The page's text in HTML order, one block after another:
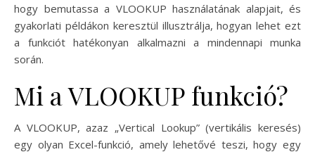
hogy bemutassa a VLOOKUP használatának alapjait, és
gyakorlati példákon keresztül illusztrálja, hogyan lehet ezt
a funkciót hatékonyan alkalmazni a mindennapi munka
során.
Mi a VLOOKUP funkció?
A VLOOKUP, azaz „Vertical Lookup” (vertikális keresés)
egy olyan Excel-funkció, amely lehetővé teszi, hogy egy